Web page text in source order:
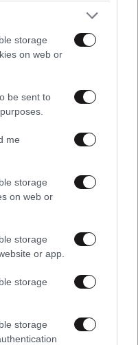
storage
on web or
be sent to
me
storage
on web or
storage
or app.
storage
storage
ΧΡΙΣΤΙΑΝΟΙ ΤΟΥ
ΤΟΥΡΚΟΙ ΕΙΝΑΙ
21:25
τη δολοφονία της
– Δεν
για κάτι τέτοιο»